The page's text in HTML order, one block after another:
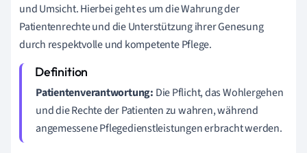
und Umsicht. Hierbei geht es um die Wahrung der
Patientenrechte und die Unterstützung ihrer Genesung
durch respektvolle und kompetente Pflege.
Patientenverantwortung: Die Pflicht, das Wohlergehen
und die Rechte der Patienten zu wahren, während
angemessene Pflegedienstleistungen erbracht werden.